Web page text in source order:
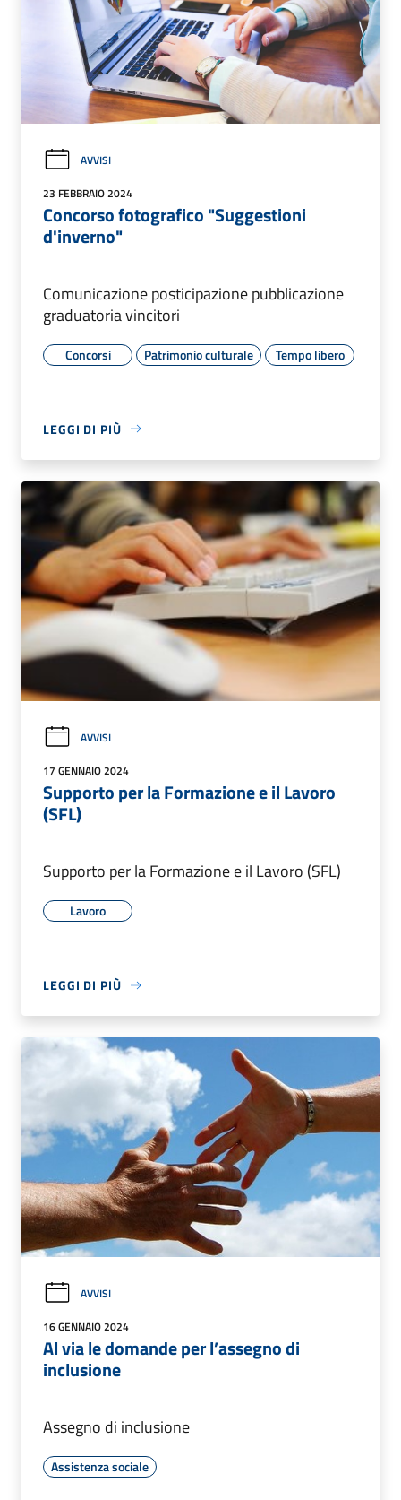
AVVISI
23 FEBBRAIO 2024
Concorso fotografico "Suggestioni
d'inverno"
Comunicazione posticipazione pubblicazione
graduatoria vincitori
Concorsi Patrimonio culturale Tempo libero
LEGGI DI PIÙ
AVVISI
17 GENNAIO 2024
Supporto per la Formazione e il Lavoro
(SFL)
Supporto per la Formazione e il Lavoro (SFL)
Lavoro
LEGGI DI PIÙ
AVVISI
16 GENNAIO 2024
Al via le domande per l’assegno di
inclusione
Assegno di inclusione
Assistenza sociale